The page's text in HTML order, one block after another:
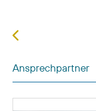
Vorheriger
Ansprechpartner